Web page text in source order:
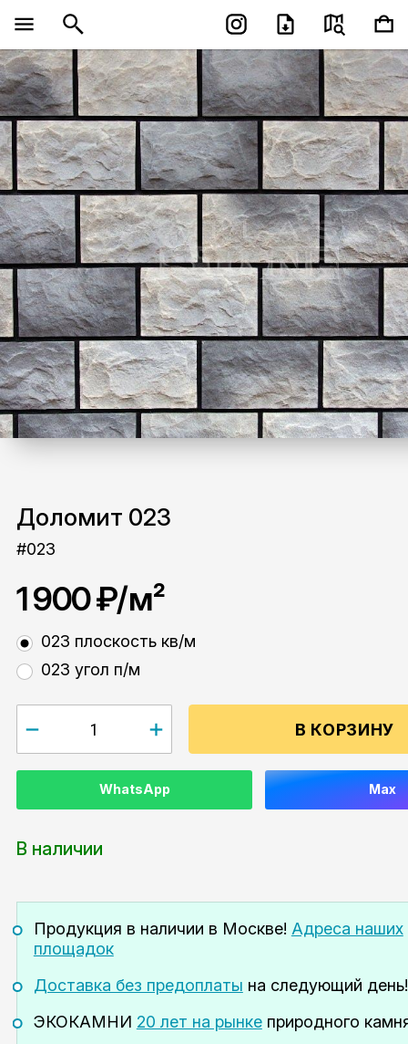
Доломит 023
#023
1 900 ₽/м²
023 плоскость кв/м
023 угол п/м
В КОРЗИНУ
WhatsApp Max
В наличии
Продукция в наличии в Москве! Адреса наших
площадок
Доставка без предоплаты на следующий день!
ЭКОКАМНИ 20 лет на рынкеприродного